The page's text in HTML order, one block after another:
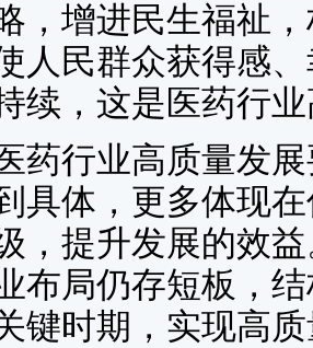
，增进民生福祉
人民群众获得感
续，这是医药行
行业高质量发展
具体，更多体现
，提升发展的效
布局仍存短板，
键时期，实现高